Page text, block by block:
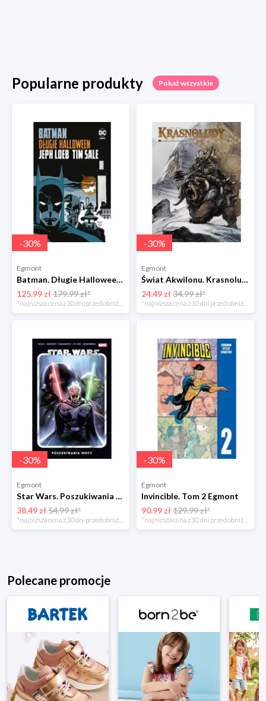
Popularne produkty Pokaż wszystkie
-30%
Egmont
Batman. Długie Halloween Egmont
125.99 zł179.99 zł*
*najniższa cena z 30 dni przed obniżką
-30%
Egmont
Świat Akwilonu. Krasnoludy. Jorun z Bractwa Kuźni. Tom 6 Egmont
24.49 zł34.99 zł*
*najniższa cena z 30 dni przed obniżką
-30%
Egmont
Star Wars. Poszukiwania Mocy. Tom 6 Egmont
38.49 zł54.99 zł*
*najniższa cena z 30 dni przed obniżką
-30%
Egmont
Invincible. Tom 2 Egmont
90.99 zł129.99 zł*
*najniższa cena z 30 dni przed obniżką
Polecane promocje